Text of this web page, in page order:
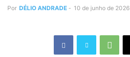
Por DÉLIO ANDRADE - 10 de junho de 2026